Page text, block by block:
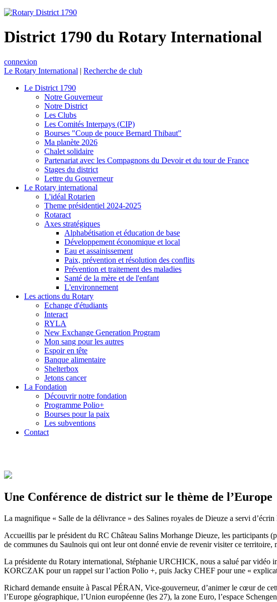
District 1790 du Rotary International
connexion
Le Rotary International | Recherche de club
Le District 1790
Notre Gouverneur
Notre District
Les Clubs
Les Comités Interpays (CIP)
Bourses "Coup de pouce Bernard Thibaut"
Ma planète 2026
Chalet solidaire
Partenariat avec les Compagnons du Devoir et du tour de France
Stages du district
Lettre du Gouverneur
Le Rotary international
L'idéal Rotarien
Theme présidentiel 2024-2025
Rotaract
Axes stratégiques
Alphabétisation et éducation de base
Développement économique et local
Eau et assainissement
Paix, prévention et résolution des conflits
Prévention et traitement des maladies
Santé de la mère et de l'enfant
L'environnement
Les actions du Rotary
Echange d'étudiants
Interact
RYLA
New Exchange Generation Program
Mon sang pour les autres
Espoir en tête
Banque alimentaire
Shelterbox
Jetons cancer
La Fondation
Découvrir notre fondation
Programme Polio+
Bourses pour la paix
Les subventions
Contact
Une Conférence de district sur le thème de l’Europe
La magnifique « Salle de la délivrance » des Salines royales de Dieuze a servi
Accueillis par le président du RC Château Salins Morhange Dieuze, les participants
de communes du Saulnois qui ont leur ont donné envie de revenir visiter ce territoire,
La présidente du Rotary international, Stéphanie URCHICK, nous a salué par
KORCZAK pour un rappel sur l’action Polio +, puis Jacky CHEF pour une «
Richard demande ensuite à Pascal PÉRAN, Vice-gouverneur, d’animer le cœur de
l’Europe géographique, l’Union européenne (les 27), la zone Euro, l’espace